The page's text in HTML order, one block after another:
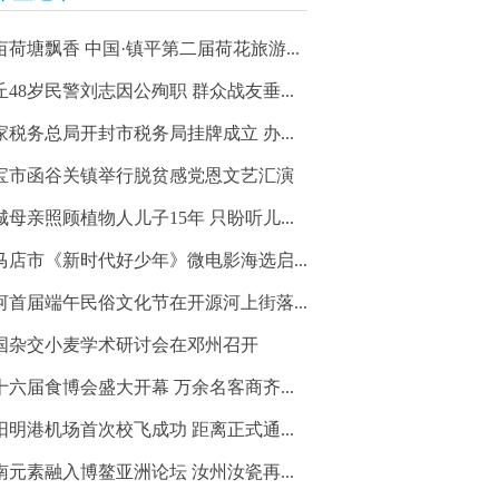
荷塘飘香 中国·镇平第二届荷花旅游...
48岁民警刘志因公殉职 群众战友垂...
税务总局开封市税务局挂牌成立 办...
市函谷关镇举行脱贫感党恩文艺汇演
母亲照顾植物人儿子15年 只盼听儿...
店市《新时代好少年》微电影海选启...
首届端午民俗文化节在开源河上街落...
杂交小麦学术研讨会在邓州召开
六届食博会盛大开幕 万余名客商齐...
明港机场首次校飞成功 距离正式通...
元素融入博鳌亚洲论坛 汝州汝瓷再...